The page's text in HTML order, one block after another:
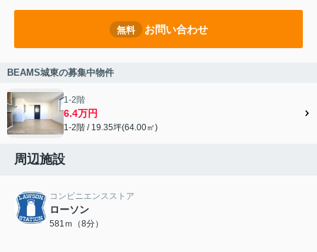
無料 お問い合わせ
BEAMS城東の募集中物件
1-2階
6.4万円
1-2階 / 19.35坪(64.00㎡)
周辺施設
コンビニエンスストア
ローソン
581ｍ（8分）